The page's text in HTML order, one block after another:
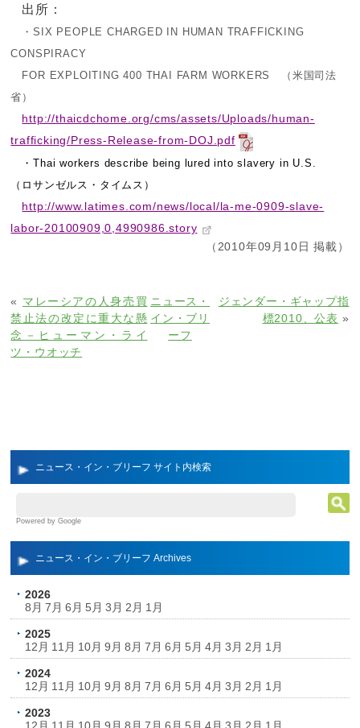
ニュース・イン・ブリーフ サイト内検索
Powered by Google
ニュース・イン・ブリーフ Archives
2026
8月 7月 6月 5月 3月 2月 1月
2025
12月 11月 10月 9月 8月 7月 6月 5月 4月 3月 2月 1月
2024
12月 11月 10月 9月 8月 7月 6月 5月 4月 3月 2月 1月
2023
12月 11月 10月 9月 8月 7月 6月 5月 4月 3月 2月 1月
出所：
・SIX PEOPLE CHARGED IN HUMAN TRAFFICKING
CONSPIRACY
FOR EXPLOITING 400 THAI FARM WORKERS （米国司法
省）
http://thaicdchome.org/cms/assets/Uploads/human-
trafficking/Press-Release-from-DOJ.pdf
・Thai workers describe being lured into slavery in U.S.
（ロサンゼルス・タイムス）
http://www.latimes.com/news/local/la-me-0909-slave-
labor-20100909,0,4990986.story
（2010年09月10日 掲載）
« マレーシアの人身売買
禁止法の改定に重大な懸
念－ヒューマン・ライ
ツ・ウオッチ
ジェンダー・ギャップ指
標2010、公表 »
ニュース・
イン・ブリ
ーフ